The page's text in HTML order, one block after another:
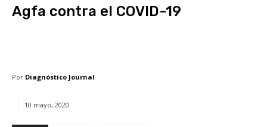
Agfa contra el COVID-19
Por Diagnóstico Journal
10 mayo, 2020